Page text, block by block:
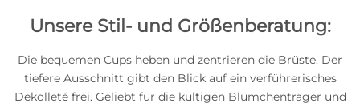
Unsere Stil- und Größenberatung:
Die bequemen Cups heben und zentrieren die Brüste. Der
tiefere Ausschnitt gibt den Blick auf ein verführerisches
Dekolleté frei. Geliebt für die kultigen Blümchenträger und